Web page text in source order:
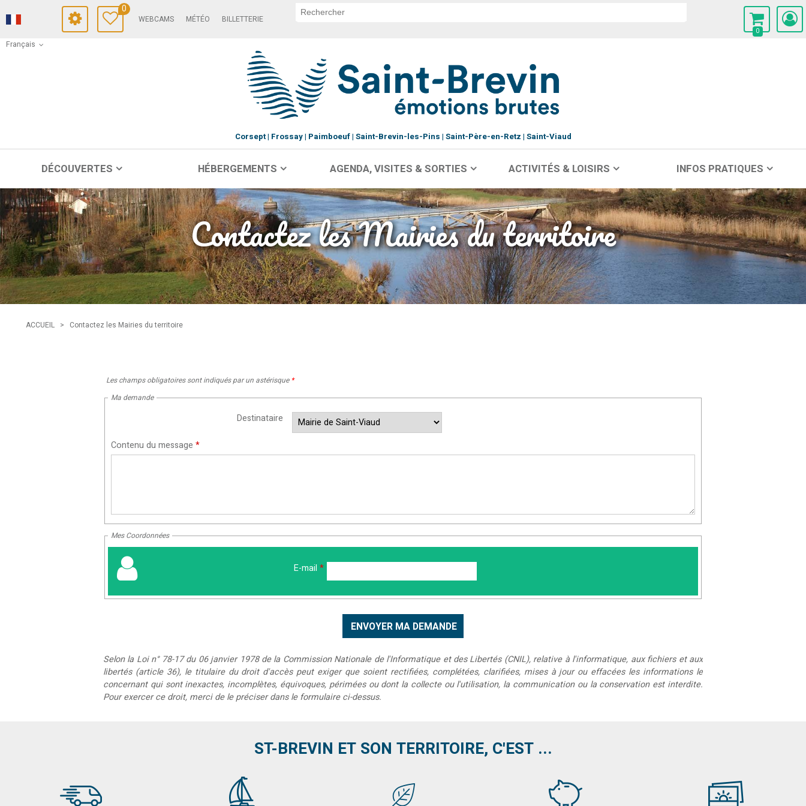
Français
0
WEBCAMS MÉTÉO BILLETTERIE
0
Corsept Frossay Paimboeuf Saint-Brevin-les-Pins Saint-Père-en-Retz Saint-Viaud
DÉCOUVERTES HÉBERGEMENTS AGENDA, VISITES & SORTIES ACTIVITÉS & LOISIRS INFOS PRATIQUES
ACCUEIL > Contactez les Mairies du territoire
Contactez les Mairies du territoire
Les champs obligatoires sont indiqués par un astérisque *
Ma demande
Destinataire
Contenu du message *
Mes Coordonnées
E-mail*
Selon la Loi n° 78-17 du 06 janvier 1978 de la Commission Nationale de l'Informatique et des Libertés (CNIL), relative à l'informatique, aux fichiers et aux
libertés (article 36), le titulaire du droit d'accès peut exiger que soient rectifiées, complétées, clarifiées, mises à jour ou effacées les informations le
concernant qui sont inexactes, incomplètes, équivoques, périmées ou dont la collecte ou l'utilisation, la communication ou la conservation est interdite.
Pour exercer ce droit, merci de le préciser dans le formulaire ci-dessus.
ST-BREVIN ET SON TERRITOIRE, C'EST ...